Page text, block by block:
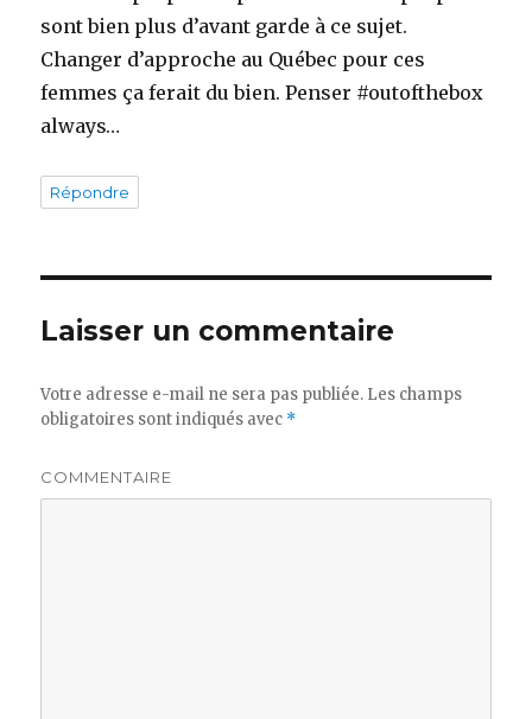
sont bien plus d’avant garde à ce sujet.
Changer d’approche au Québec pour ces
femmes ça ferait du bien. Penser #outofthebox
always…
Répondre
Laisser un commentaire
Votre adresse e-mail ne sera pas publiée. Les champs
obligatoires sont indiqués avec *
COMMENTAIRE